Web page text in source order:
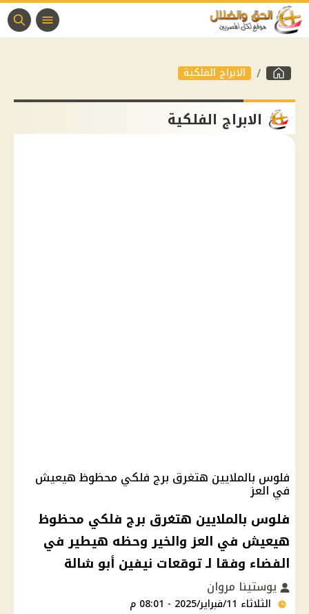
الابراج الفلكية
الابراج الفلكية
فلوس بالملايين هتغرق برج فلكي محظوظ هيعيش
في العز
فلوس بالملايين هتغرق برج فلكي محظوظ
هيعيش في العز والخير وحظه هيطير في
الفضاء وفقا لـ توقعات نيفين أبو شالة
يوستينا مروان
الثلاثاء 11/فبراير/2025 - 08:01 م